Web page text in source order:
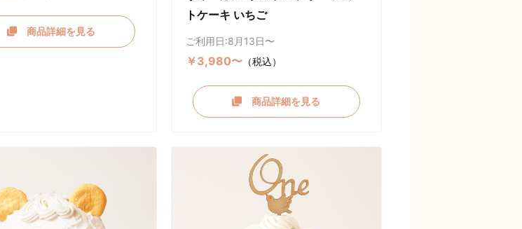
商品詳細を見る
トケーキ いちご
ご利用日:8月13日〜
￥3,980〜（税込）
商品詳細を見る